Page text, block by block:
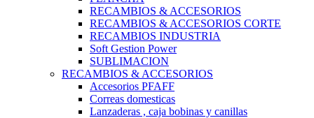
RECAMBIOS & ACCESORIOS
RECAMBIOS & ACCESORIOS CORTE
RECAMBIOS INDUSTRIA
Soft Gestion Power
SUBLIMACION
RECAMBIOS & ACCESORIOS
Accesorios PFAFF
Correas domesticas
Lanzaderas , caja bobinas y canillas